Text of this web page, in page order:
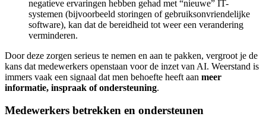
negatieve ervaringen hebben gehad met “nieuwe” IT-
systemen (bijvoorbeeld storingen of gebruiksonvriendelijke
software), kan dat de bereidheid tot weer een verandering
verminderen.
Door deze zorgen serieus te nemen en aan te pakken, vergroot je de
kans dat medewerkers openstaan voor de inzet van AI. Weerstand is
immers vaak een signaal dat men behoefte heeft aan meer
informatie, inspraak of ondersteuning.
Medewerkers betrekken en ondersteunen